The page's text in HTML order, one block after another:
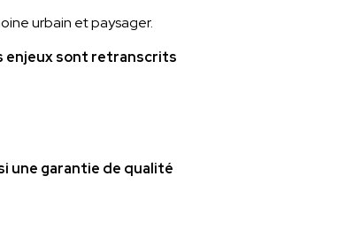
urbain et paysager.
enjeux sont retranscrits
une garantie de qualité